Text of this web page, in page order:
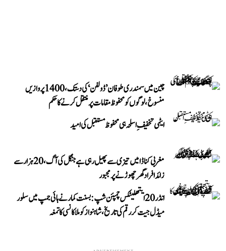
چین میں سمندری طوفان ’ڈولفن‘ کی دستک، 1400 پروازیں
منسوخ، لوگوں کو محفوظ مقامات پر منتقل کرنے کا حکم
ایٹمی تخفیفِ اسلحہ ہی محفوظ مستقبل کی امید
مغربی کناڈا میں تیزی سے پھیل رہی ہے جنگل کی آگ، 20 ہزار سے
زائد افراد گھر چھوڑنے پر مجبور
انڈر 20 ایتھلیٹکس چمپئن شپ: بسنت کمار نے ہائی جمپ میں سلور
میڈل جیت کر رقم کی تاریخ، شاہنواز کو ملا کانسی کا تمغہ